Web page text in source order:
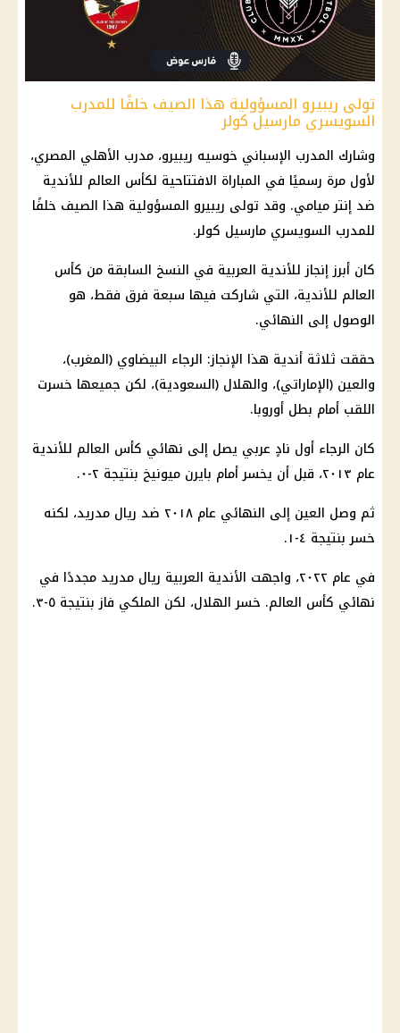
تولى ريبيرو المسؤولية هذا الصيف خلفًا للمدرب
السويسري مارسيل كولر
وشارك المدرب الإسباني خوسيه ريبيرو، مدرب الأهلي المصري،
لأول مرة رسميًا في المباراة الافتتاحية لكأس العالم للأندية
ضد إنتر ميامي. وقد تولى ريبيرو المسؤولية هذا الصيف خلفًا
للمدرب السويسري مارسيل كولر.
كان أبرز إنجاز للأندية العربية في النسخ السابقة من كأس
العالم للأندية، التي شاركت فيها سبعة فرق فقط، هو
الوصول إلى النهائي.
حققت ثلاثة أندية هذا الإنجاز: الرجاء البيضاوي (المغرب)،
والعين (الإماراتي)، والهلال (السعودية)، لكن جميعها خسرت
اللقب أمام بطل أوروبا.
كان الرجاء أول نادٍ عربي يصل إلى نهائي كأس العالم للأندية
عام ٢٠١٣، قبل أن يخسر أمام بايرن ميونيخ بنتيجة ٢-٠.
ثم وصل العين إلى النهائي عام ٢٠١٨ ضد ريال مدريد، لكنه
خسر بنتيجة ٤-١.
في عام ٢٠٢٢، واجهت الأندية العربية ريال مدريد مجددًا في
نهائي كأس العالم. خسر الهلال، لكن الملكي فاز بنتيجة ٥-٣.